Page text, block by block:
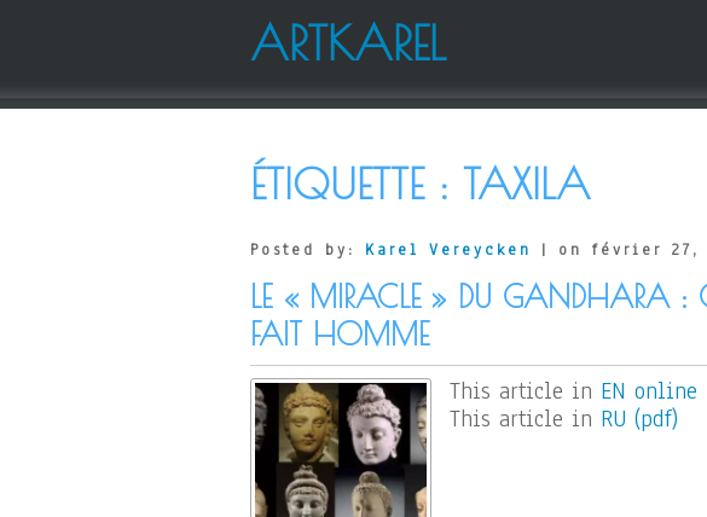
ARTKAREL
ÉTIQUETTE : TAXILA
Posted by: Karel Vereycken | on février 27,
LE « MIRACLE » DU GANDHARA :
FAIT HOMME
This article in EN online
This article in RU (pdf)